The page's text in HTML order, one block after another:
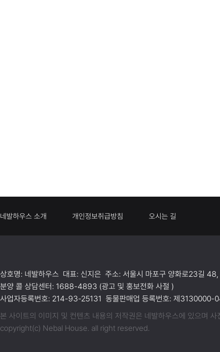
네발하우스 소개 개인정보취급방침 오시는 길
상호명: 네발하우스 대표: 신지은 주소: 서울시 마포구 양화로23길
분양 콜 상담센터: 1688-4893 (광고 및 홍보전화 사절 )
사업자등록번호: 214-93-25131 동물판매업 등록번호: 제
본 사이트의 이미지 및 컨텐츠 내용의 저작권은 네발하우스에 있으며
copyright(c) Nebal House. all right reserved.